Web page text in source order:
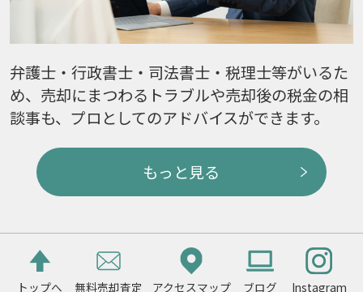
弁護士・行政書士・司法書士・税理士等がいるた
め、売却にまつわるトラブルや売却後の税金の相
談事も、プロとしてのアドバイスができます。
もっと見る
トップへ 無料売却査定 アクセスマップ ブログ Instagram